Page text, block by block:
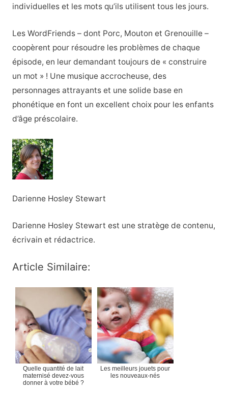
individuelles et les mots qu’ils utilisent tous les jours.
Les WordFriends – dont Porc, Mouton et Grenouille –
coopèrent pour résoudre les problèmes de chaque
épisode, en leur demandant toujours de « construire
un mot » ! Une musique accrocheuse, des
personnages attrayants et une solide base en
phonétique en font un excellent choix pour les enfants
d’âge préscolaire.
Darienne Hosley Stewart
Darienne Hosley Stewart est une stratège de contenu,
écrivain et rédactrice.
Article Similaire:
Quelle quantité de lait
maternisé devez-vous
donner à votre bébé ?
Les meilleurs jouets pour
les nouveaux-nés